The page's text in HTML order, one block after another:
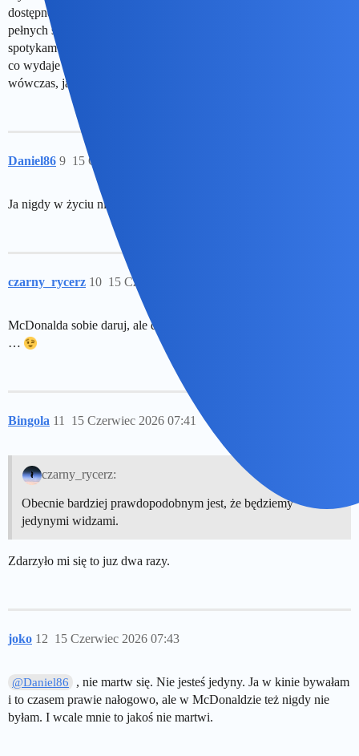
dostępność wszystkiego do obejrzenia w domu sprawiły, że czasy
pełnych sal kinowych bezpowrotnie się skończyły. Często
spotykam się z sytuacją, że jest zajętych kilka - kilkanaście miejsc,
co wydaje się grubo poniżej progu opłacalności i zastanawia mnie
wówczas, jak w ogóle te kina jeszcze funkcjonują?
Daniel86 15 Czerwiec 2026 06:30
9
Ja nigdy w życiu nie byłem w kinie ani w McDonaldzie
czarny_rycerz 15 Czerwiec 2026 07:00
10
McDonalda sobie daruj, ale do kina mógłbyś się w końcu wybrać
…
Bingola 15 Czerwiec 2026 07:41
11
czarny_rycerz:
Obecnie bardziej prawdopodobnym jest, że będziemy
jedynymi widzami.
Zdarzyło mi się to juz dwa razy.
joko 15 Czerwiec 2026 07:43
12
@Daniel86
, nie martw się. Nie jesteś jedyny. Ja w kinie bywałam
i to czasem prawie nałogowo, ale w McDonaldzie też nigdy nie
byłam. I wcale mnie to jakoś nie martwi.